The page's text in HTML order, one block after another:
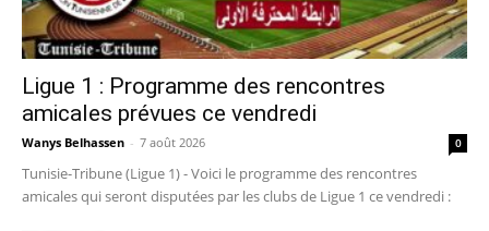
Ligue 1 : Programme des rencontres
amicales prévues ce vendredi
Wanys Belhassen - 7 août 2026 0
Tunisie-Tribune (Ligue 1) - Voici le programme des rencontres
amicales qui seront disputées par les clubs de Ligue 1 ce vendredi :